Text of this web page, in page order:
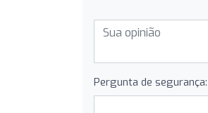
Pergunta de